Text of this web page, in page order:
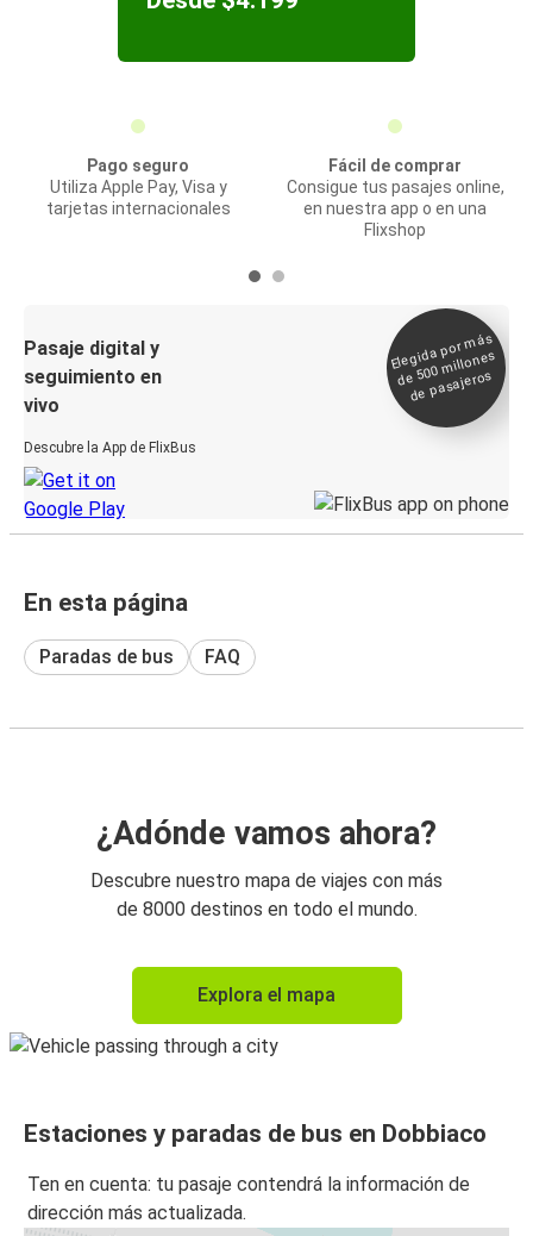
Pago seguro
Utiliza Apple Pay, Visa y
tarjetas internacionales
Fácil de comprar
Consigue tus pasajes online,
en nuestra app o en una
Flixshop
Pasaje digital y
seguimiento en
vivo
Descubre la App de FlixBus
Elegida por
más
de 500
millones
de pasajeros
En esta página
Paradas de bus FAQ
¿Adónde vamos ahora?
Descubre nuestro mapa de viajes con más
de 8000 destinos en todo el mundo.
Explora el mapa
Estaciones y paradas de bus en Dobbiaco
Ten en cuenta: tu pasaje contendrá la información de
dirección más actualizada.